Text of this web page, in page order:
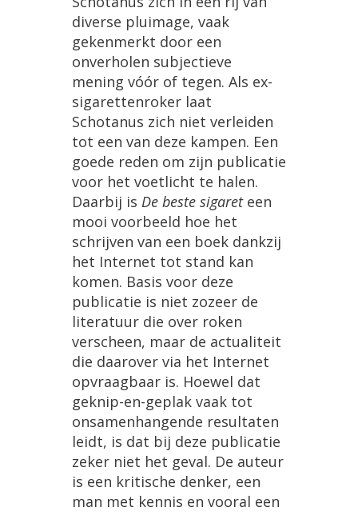
diverse pluimage, vaak
gekenmerkt door een
onverholen subjectieve
mening vóór of tegen. Als ex-
sigarettenroker laat
Schotanus zich niet verleiden
tot een van deze kampen. Een
goede reden om zijn publicatie
voor het voetlicht te halen.
Daarbij is De beste sigaret een
mooi voorbeeld hoe het
schrijven van een boek dankzij
het Internet tot stand kan
komen. Basis voor deze
publicatie is niet zozeer de
literatuur die over roken
verscheen, maar de actualiteit
die daarover via het Internet
opvraagbaar is. Hoewel dat
geknip-en-geplak vaak tot
onsamenhangende resultaten
leidt, is dat bij deze publicatie
zeker niet het geval. De auteur
is een kritische denker, een
man met kennis en vooral een